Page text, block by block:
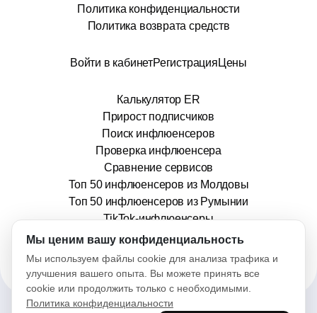
Политика конфиденциальности
Политика возврата средств
Войти в кабинетРегистрация Цены
Калькулятор ER
Прирост подписчиков
Поиск инфлюенсеров
Проверка инфлюенсера
Сравнение сервисов
Топ 50 инфлюенсеров из Молдовы
Топ 50 инфлюенсеров из Румынии
TikTok-инфлюенсеры
info@stars.md
Мы ценим вашу конфиденциальность
Мы используем файлы cookie для анализа трафика и
улучшения вашего опыта. Вы можете принять все
cookie или продолжить только с необходимыми.
Политика конфиденциальности